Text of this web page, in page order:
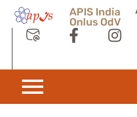
APIS India
Onlus OdV